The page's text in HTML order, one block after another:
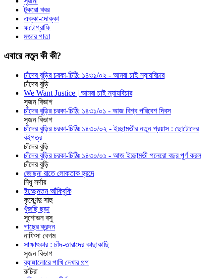
টুকরো খবর
এক্কা-দোক্কা
ফটোগ্রাফি
মজার পাতা
এবারে নতুন কী কী?
চাঁদের বুড়ির চরকা-চিঠি: ১৪৩১/০২ - আমরা চাই ন্যায়বিচার
চাঁদের বুড়ি
We Want Justice | আমরা চাই ন্যায়বিচার
সৃজন বিভাগ
চাঁদের বুড়ির চরকা-চিঠি: ১৪৩১/০১ - আজ বিশ্ব পরিবেশ দিবস
সৃজন বিভাগ
চাঁদের বুড়ির চরকা-চিঠিঃ ১৪৩০/০২ - ইচ্ছামতীর নতুন প্রয়াস : ছোটোদের
বইপত্র
চাঁদের বুড়ি
চাঁদের বুড়ির চরকা-চিঠিঃ ১৪৩০/০১ - আজ ইচ্ছামতী পনেরো বছর পূর্ণ করল
চাঁদের বুড়ি
জোছনা রাতে লোকতাক হ্রদে
নিধু সর্দার
ইচ্ছেমতন আঁকিবুকি
কৃষ্ণেন্দু সাহু
খুঁজছি ছড়া
সুশোভন বসু
গাছের ক্রন্দন
নাফিসা বেগম
সাক্ষাৎকার : চাঁদ-তারাদের কাছাকাছি
সৃজন বিভাগ
ব্যাঙ্গালোরে পাখি দেখার গল্প
রুচিরা